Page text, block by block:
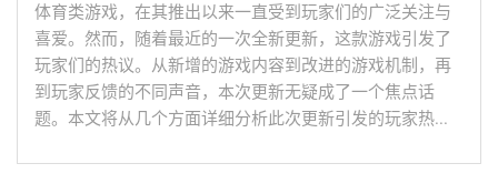
体育类游戏，在其推出以来一直受到玩家们的广泛关注与
喜爱。然而，随着最近的一次全新更新，这款游戏引发了
玩家们的热议。从新增的游戏内容到改进的游戏机制，再
到玩家反馈的不同声音，本次更新无疑成了一个焦点话
题。本文将从几个方面详细分析此次更新引发的玩家热...